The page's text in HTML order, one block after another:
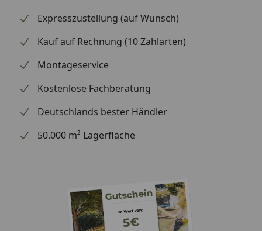
Expresszustellung (auf Wunsch)
Kauf auf Rechnung (10 Zahlarten)
Montageservice
Kostenlose Fachberatung
Deutschlands bester Händler
50.000 m² Lagerfläche